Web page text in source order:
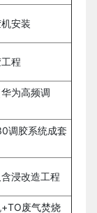
安装
程
为高频调
调胶系统成套
含浸改造工程
废气焚烧